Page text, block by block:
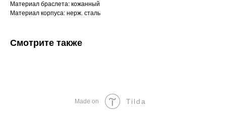
Материал браслета: кожанный
Материал корпуса: нерж. сталь
Смотрите также
Made on Tilda